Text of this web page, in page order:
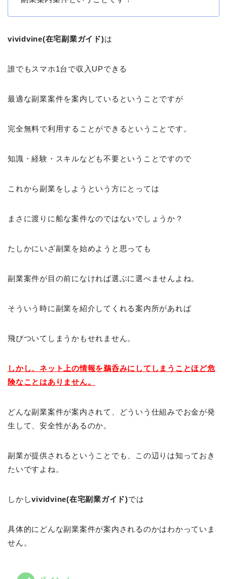
vividvine(在宅副業ガイド)は
誰でもスマホ1台で収入UPできる
最適な副業案件を案内しているということですが
完全無料で利用することができるということです。
知識・経験・スキルなども不要ということですので
これから副業をしようという方にとっては
まさに渡りに船な案件なのではないでしょうか？
たしかにいざ副業を始めようと思っても
副業案件が目の前になければ選ぶに選べませんよね。
そういう時に副業を紹介してくれる案内所があれば
飛びついてしまうかもせれません。
しかし、ネット上の情報を鵜呑みにしてしまうことほど危
険なことはありません。
どんな副業案件が案内されて、どういう仕組みでお金が発
生して、安全性があるのか。
副業が提供されるということでも、この辺りは知っておき
たいですよね。
しかしvividvine(在宅副業ガイド)では
具体的にどんな副業案件が案内されるのかはわかっていま
せん。